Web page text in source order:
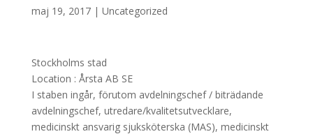
maj 19, 2017| Uncategorized
Stockholms stad
Location : Årsta AB SE
I staben ingår, förutom avdelningschef / biträdande
avdelningschef, utredare/kvalitetsutvecklare,
medicinskt ansvarig sjuksköterska (MAS), medicinskt